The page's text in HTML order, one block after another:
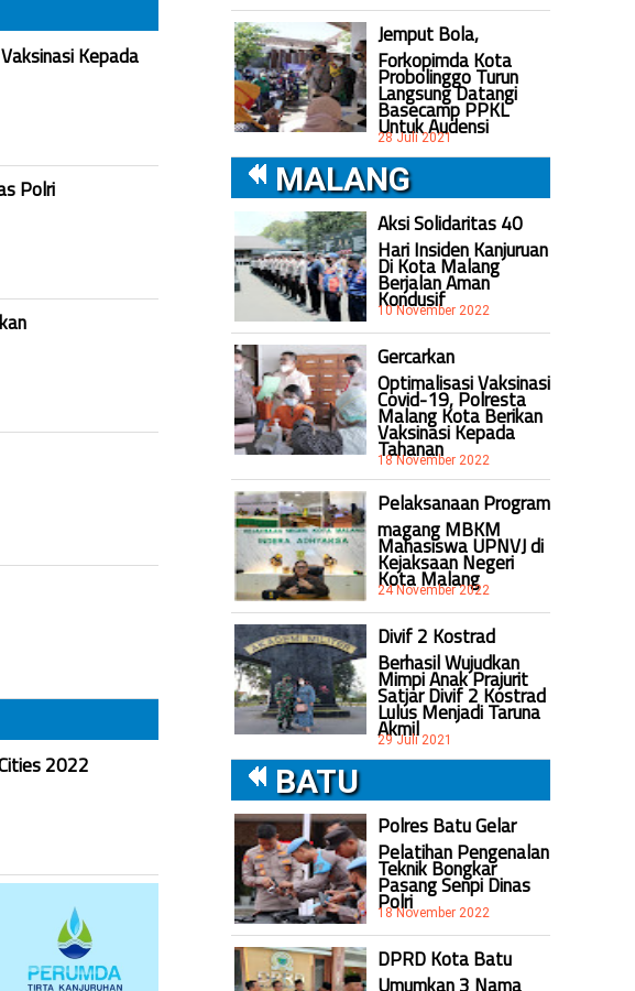
Kepada
Polri
2022
Jemput Bola,
Forkopimda Kota
Probolinggo Turun
Langsung Datangi
Basecamp PPKL
Untuk Audensi
28 Juli 2021
MALANG
Aksi Solidaritas 40
Hari Insiden Kanjuruan
Di Kota Malang
Berjalan Aman
Kondusif
10 November 2022
Gercarkan
Optimalisasi Vaksinasi
Covid-19, Polresta
Malang Kota Berikan
Vaksinasi Kepada
Tahanan
18 November 2022
Pelaksanaan Program
magang MBKM
Mahasiswa UPNVJ di
Kejaksaan Negeri
Kota Malang
24 November 2022
Divif 2 Kostrad
Berhasil Wujudkan
Mimpi Anak Prajurit
Satjar Divif 2 Kostrad
Lulus Menjadi Taruna
Akmil
29 Juli 2021
BATU
Polres Batu Gelar
Pelatihan Pengenalan
Teknik Bongkar
Pasang Senpi Dinas
Polri
18 November 2022
DPRD Kota Batu
Umumkan 3 Nama